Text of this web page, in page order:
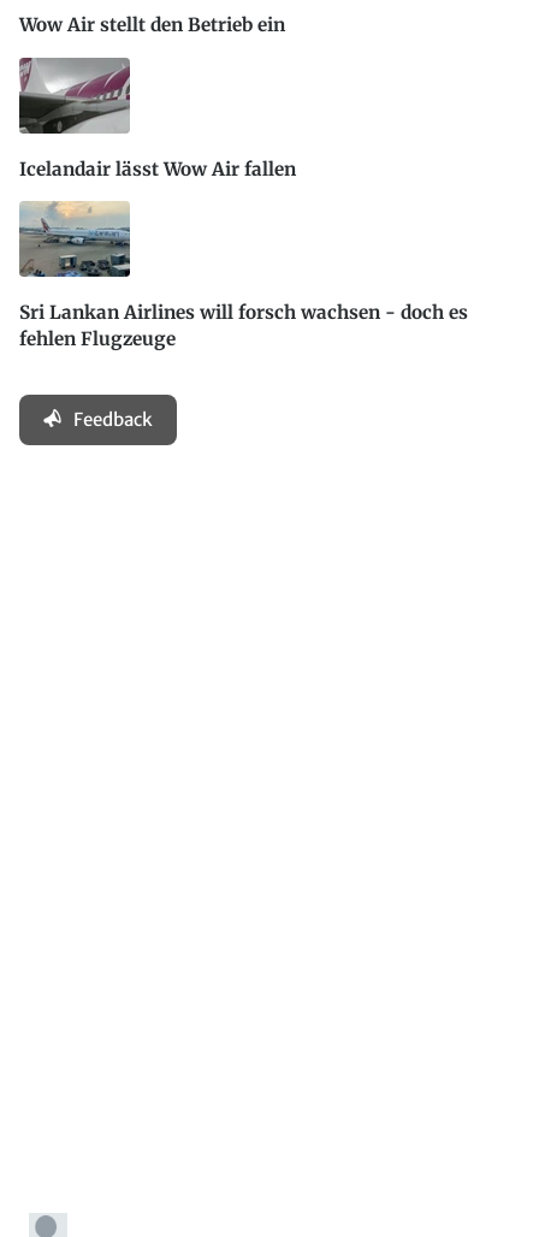
Wow Air stellt den Betrieb ein
Icelandair lässt Wow Air fallen
Sri Lankan Airlines will forsch wachsen - doch es
fehlen Flugzeuge
Feedback